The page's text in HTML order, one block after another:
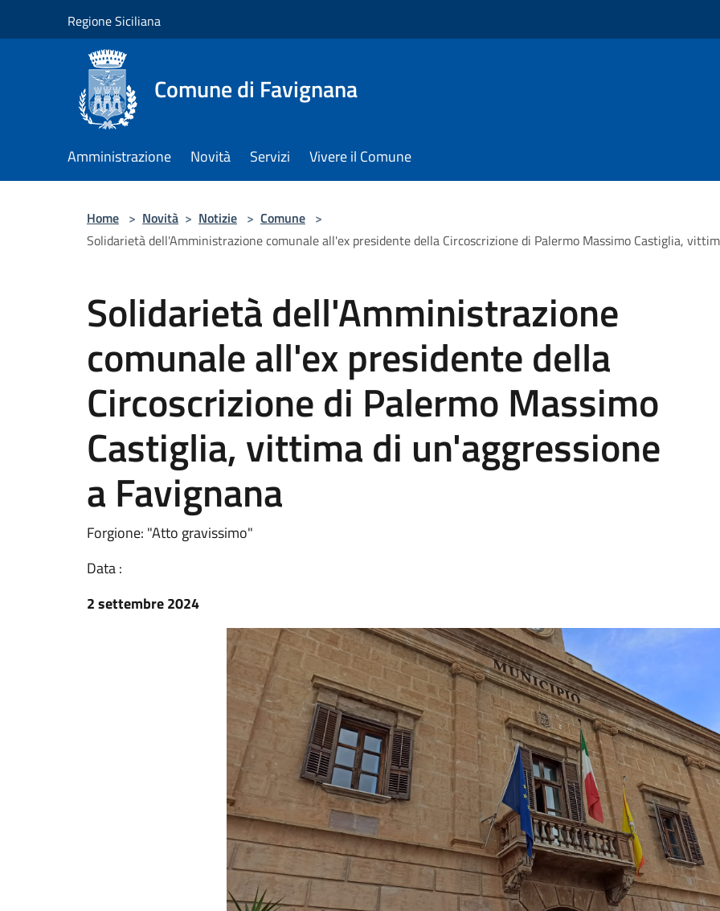
Regione Siciliana
Comune di Favignana
Amministrazione Novità Servizi Vivere il Comune
Home > Novità > Notizie > Comune >
Solidarietà dell'Amministrazione comunale all'ex presidente della Circoscrizione di Palermo Massimo Castiglia,
Solidarietà dell'Amministrazione
comunale all'ex presidente della
Circoscrizione di Palermo Massimo
Castiglia, vittima di un'aggressione
a Favignana
Forgione: "Atto gravissimo"
Data :
2 settembre 2024